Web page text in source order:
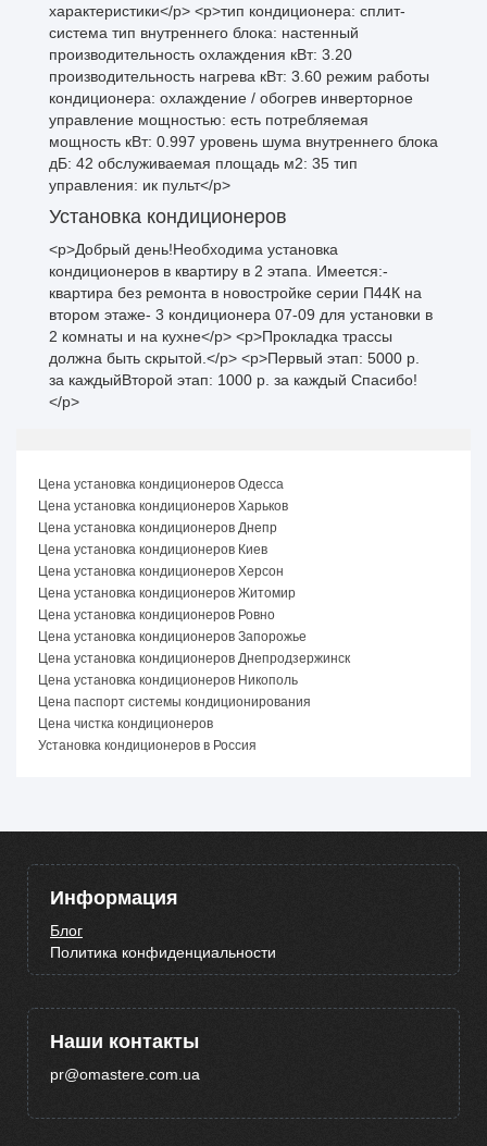
характеристики</p> <p>тип кондиционера: сплит-
система тип внутреннего блока: настенный
производительность охлаждения кВт: 3.20
производительность нагрева кВт: 3.60 режим работы
кондиционера: охлаждение / обогрев инверторное
управление мощностью: есть потребляемая
мощность кВт: 0.997 уровень шума внутреннего блока
дБ: 42 обслуживаемая площадь м2: 35 тип
управления: ик пульт</p>
Установка кондиционеров
<p>Добрый день!Необходима установка
кондиционеров в квартиру в 2 этапа. Имеется:-
квартира без ремонта в новостройке серии П44К на
втором этаже- 3 кондиционера 07-09 для установки в
2 комнаты и на кухне</p> <p>Прокладка трассы
должна быть скрытой.</p> <p>Первый этап: 5000 р.
за каждыйВторой этап: 1000 р. за каждый Спасибо!
</p>
Цена установка кондиционеров Одесса
Цена установка кондиционеров Харьков
Цена установка кондиционеров Днепр
Цена установка кондиционеров Киев
Цена установка кондиционеров Херсон
Цена установка кондиционеров Житомир
Цена установка кондиционеров Ровно
Цена установка кондиционеров Запорожье
Цена установка кондиционеров Днепродзержинск
Цена установка кондиционеров Никополь
Цена паспорт системы кондиционирования
Цена чистка кондиционеров
Установка кондиционеров в Россия
Информация
Блог
Политика конфиденциальности
Наши контакты
pr@omastere.com.ua